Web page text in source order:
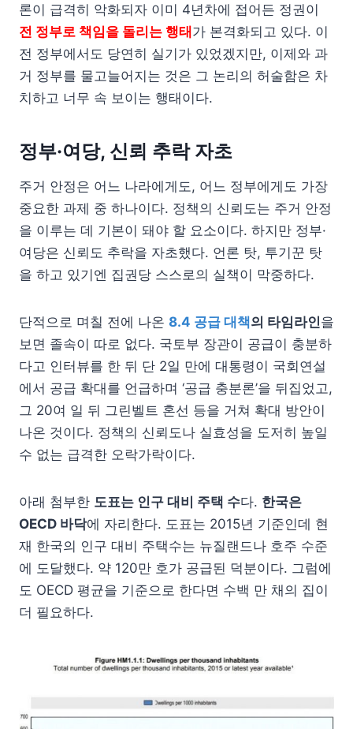
론이 급격히 악화되자 이미 4년차에 접어든 정권이
전 정부로 책임을 돌리는 행태가 본격화되고 있다. 이
전 정부에서도 당연히 실기가 있었겠지만, 이제와 과
거 정부를 물고늘어지는 것은 그 논리의 허술함은 차
치하고 너무 속 보이는 행태이다.
정부·여당, 신뢰 추락 자초
주거 안정은 어느 나라에게도, 어느 정부에게도 가장
중요한 과제 중 하나이다. 정책의 신뢰도는 주거 안정
을 이루는 데 기본이 돼야 할 요소이다. 하지만 정부·
여당은 신뢰도 추락을 자초했다. 언론 탓, 투기꾼 탓
을 하고 있기엔 집권당 스스로의 실책이 막중하다.
단적으로 며칠 전에 나온 8.4 공급 대책의 타임라인을
보면 졸속이 따로 없다. 국토부 장관이 공급이 충분하
다고 인터뷰를 한 뒤 단 2일 만에 대통령이 국회연설
에서 공급 확대를 언급하며 ‘공급 충분론’을 뒤집었고,
그 20여 일 뒤 그린벨트 혼선 등을 거쳐 확대 방안이
나온 것이다. 정책의 신뢰도나 실효성을 도저히 높일
수 없는 급격한 오락가락이다.
아래 첨부한 도표는 인구 대비 주택 수다. 한국은
OECD 바닥에 자리한다. 도표는 2015년 기준인데 현
재 한국의 인구 대비 주택수는 뉴질랜드나 호주 수준
에 도달했다. 약 120만 호가 공급된 덕분이다. 그럼에
도 OECD 평균을 기준으로 한다면 수백 만 채의 집이
더 필요하다.